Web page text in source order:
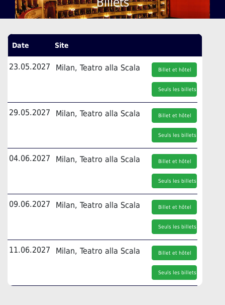
Date Site
23.05.2027 Milan, Teatro alla Scala Billet et hôtel
Seuls les billets
29.05.2027 Milan, Teatro alla Scala Billet et hôtel
Seuls les billets
04.06.2027 Milan, Teatro alla Scala Billet et hôtel
Seuls les billets
09.06.2027 Milan, Teatro alla Scala Billet et hôtel
Seuls les billets
11.06.2027 Milan, Teatro alla Scala Billet et hôtel
Seuls les billets